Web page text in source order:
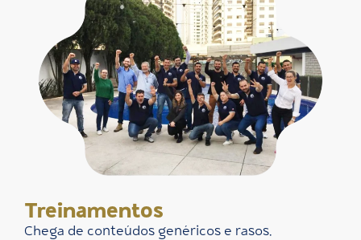
Treinamentos
Chega de conteúdos genéricos e rasos.